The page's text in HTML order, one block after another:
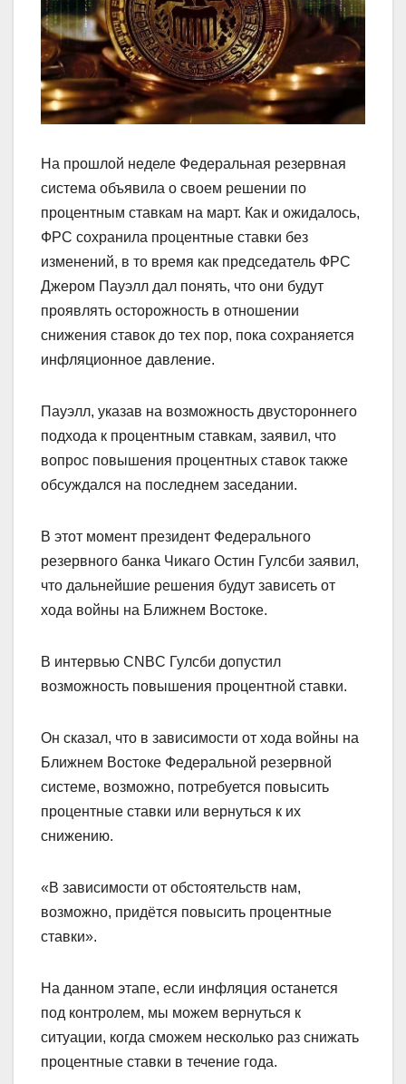
На прошлой неделе Федеральная резервная
система объявила о своем решении по
процентным ставкам на март. Как и ожидалось,
ФРС сохранила процентные ставки без
изменений, в то время как председатель ФРС
Джером Пауэлл дал понять, что они будут
проявлять осторожность в отношении
снижения ставок до тех пор, пока сохраняется
инфляционное давление.
Пауэлл, указав на возможность двустороннего
подхода к процентным ставкам, заявил, что
вопрос повышения процентных ставок также
обсуждался на последнем заседании.
В этот момент президент Федерального
резервного банка Чикаго Остин Гулсби заявил,
что дальнейшие решения будут зависеть от
хода войны на Ближнем Востоке.
В интервью CNBC Гулсби допустил
возможность повышения процентной ставки.
Он сказал, что в зависимости от хода войны на
Ближнем Востоке Федеральной резервной
системе, возможно, потребуется повысить
процентные ставки или вернуться к их
снижению.
«В зависимости от обстоятельств нам,
возможно, придётся повысить процентные
ставки».
На данном этапе, если инфляция останется
под контролем, мы можем вернуться к
ситуации, когда сможем несколько раз снижать
процентные ставки в течение года.